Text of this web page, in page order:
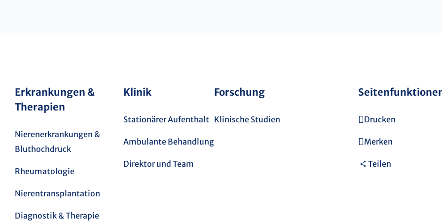
Erkrankungen &
Therapien
Nierenerkrankungen &
Bluthochdruck
Rheumatologie
Nierentransplantation
Diagnostik & Therapie
Klinik
Stationärer Aufenthalt
Ambulante Behandlung
Direktor und Team
Forschung
Klinische Studien Drucken
Merken
Teilen